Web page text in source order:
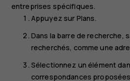
entreprises spécifiques.
Appuyez sur Plans.
Dans la barre de recherche,
recherchés, comme une
Sélectionnez un élément
correspondances